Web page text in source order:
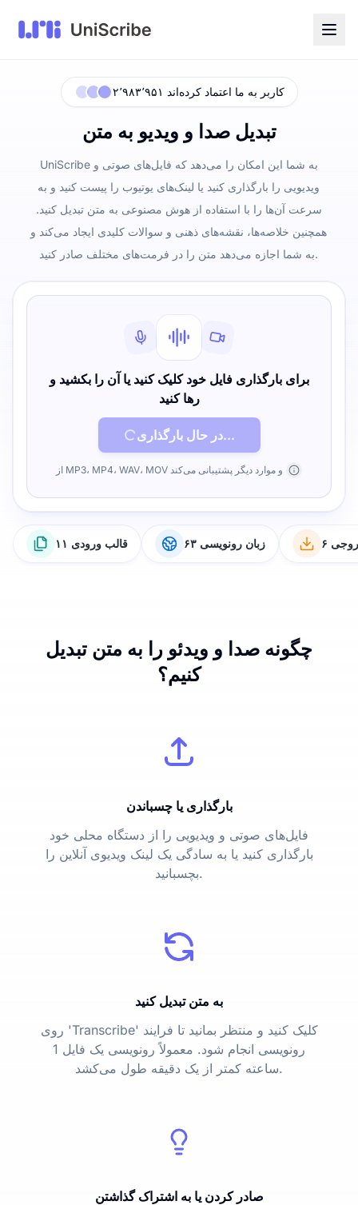
۲٬۹۸۳٬۹۵۱ کاربر به ما اعتماد کرده‌اند
تبدیل صدا و ویدیو به متن
UniScribe به شما این امکان را می‌دهد که فایل‌های صوتی و
ویدیویی را بارگذاری کنید یا لینک‌های یوتیوب را پیست کنید و به
سرعت آن‌ها را با استفاده از هوش مصنوعی به متن تبدیل کنید.
همچنین خلاصه‌ها، نقشه‌های ذهنی و سوالات کلیدی ایجاد می‌کند و
به شما اجازه می‌دهد متن را در فرمت‌های مختلف صادر کنید.
برای بارگذاری فایل خود کلیک کنید یا آن را بکشید و
رها کنید
در حال بارگذاری...
از MP3، MP4، WAV، MOV و موارد دیگر پشتیبانی می‌کند
۱۱ قالب ورودی ۶۳ زبان رونویسی
چگونه صدا و ویدئو را به متن تبدیل
کنیم؟
بارگذاری یا چسباندن
فایل‌های صوتی و ویدیویی را از دستگاه محلی خود
بارگذاری کنید یا به سادگی یک لینک ویدیوی آنلاین را
بچسبانید.
به متن تبدیل کنید
روی 'Transcribe' کلیک کنید و منتظر بمانید تا فرایند
رونویسی انجام شود. معمولاً رونویسی یک فایل 1
ساعته کمتر از یک دقیقه طول می‌کشد.
صادر کردن یا به اشتراک گذاشتن